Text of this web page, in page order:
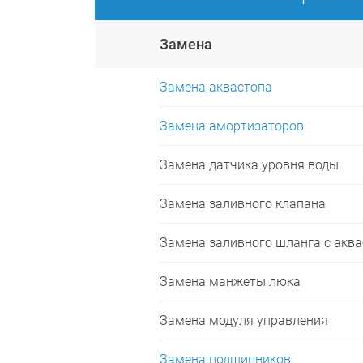
Замена
Замена аквастопа
Замена амортизаторов
Замена датчика уровня воды
Замена заливного клапана
Замена заливного шланга с
Замена манжеты люка
Замена модуля управления
Замена подшипников